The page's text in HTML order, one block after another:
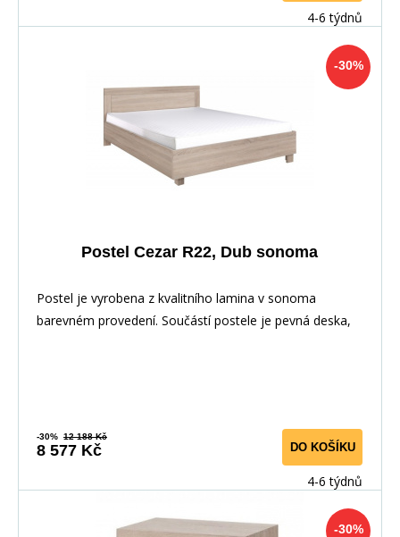
4-6 týdnů
-30%
Postel Cezar R22, Dub sonoma
Postel je vyrobena z kvalitního lamina v sonoma
barevném provedení. Součástí postele je pevná deska,
-30% 12 188 Kč
8 577 Kč DO KOŠÍKU
4-6 týdnů
-30%